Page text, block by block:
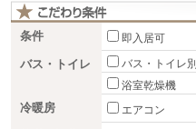
条件 即入居可
バス・トイレ バス・トイレ別
浴室乾燥機
冷暖房 エアコン